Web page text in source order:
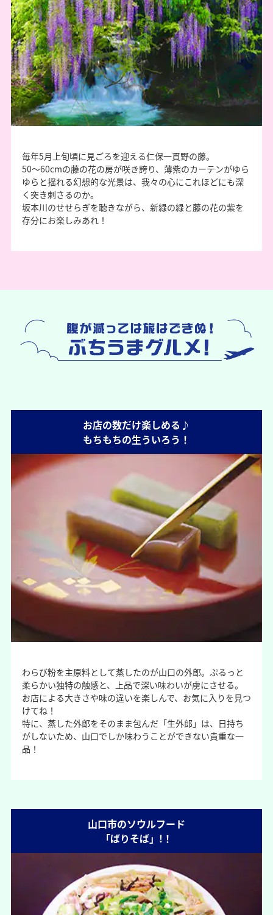
毎年5月上旬頃に見ごろを迎える仁保一貫野の藤。
50～60cmの藤の花の房が咲き誇り、薄紫のカーテンがゆら
ゆらと揺れる幻想的な光景は、我々の心にこれほどにも深
く突き刺さるのか。
坂本川のせせらぎを聴きながら、新緑の緑と藤の花の紫を
存分にお楽しみあれ！
お店の数だけ楽しめる♪
もちもちの生ういろう！
わらび粉を主原料として蒸したのが山口の外郎。ぷるっと
柔らかい独特の触感と、上品で深い味わいが虜にさせる。
お店による大きさや味の違いを楽しんで、お気に入りを見つ
けてね！
特に、蒸した外郎をそのまま包んだ「生外郎」は、日持ち
がしないため、山口でしか味わうことができない貴重な一
品！
山口市のソウルフード
「ばりそば」!！